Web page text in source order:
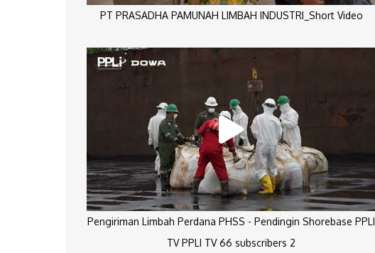
PT PRASADHA PAMUNAH LIMBAH INDUSTRI_Short Video
Pengiriman Limbah Perdana PHSS - Pendingin Shorebase PPLI
TV PPLI TV 66 subscribers 2